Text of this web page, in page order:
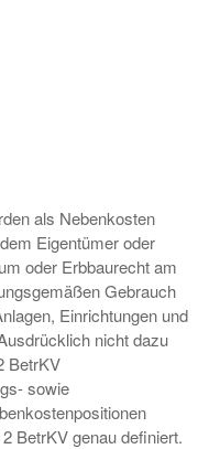
als Nebenkosten
Eigentümer oder
oder Erbbaurecht am
Gebrauch
Einrichtungen und
nicht dazu
BetrKV
sowie
BetrKV genau definiert.